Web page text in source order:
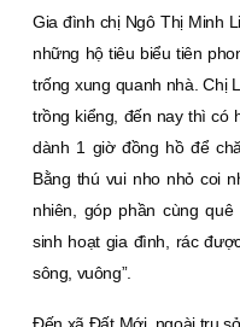
Gia đình chị Ngô Thị Minh
những hộ tiêu biểu tiên
trống xung quanh nhà. Chị
trồng kiểng, đến nay thì có
dành 1 giờ đồng hồ để
Bằng thú vui nho nhỏ coi
nhiên, góp phần cùng
sinh hoạt gia đình, rác
sông, vuông”.